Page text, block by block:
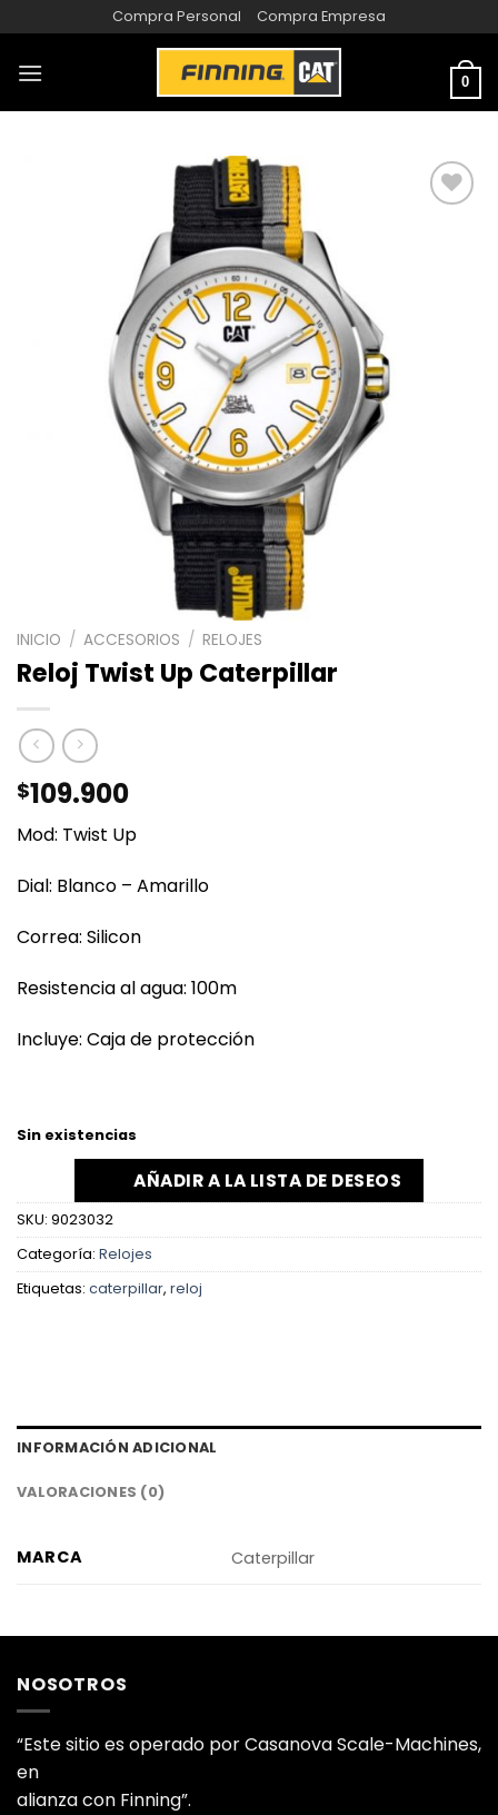
Compra Personal Compra Empresa
0
INICIO / ACCESORIOS / RELOJES
Reloj Twist Up Caterpillar
$109.900
Mod: Twist Up
Dial: Blanco – Amarillo
Correa: Silicon
Resistencia al agua: 100m
Incluye: Caja de protección
Sin existencias
AÑADIR A LA LISTA DE DESEOS
SKU: 9023032
Categoría: Relojes
Etiquetas: caterpillar, reloj
INFORMACIÓN ADICIONAL
VALORACIONES (0)
MARCA Caterpillar
NOSOTROS
“Este sitio es operado por Casanova Scale-Machines,
en
alianza con Finning”.